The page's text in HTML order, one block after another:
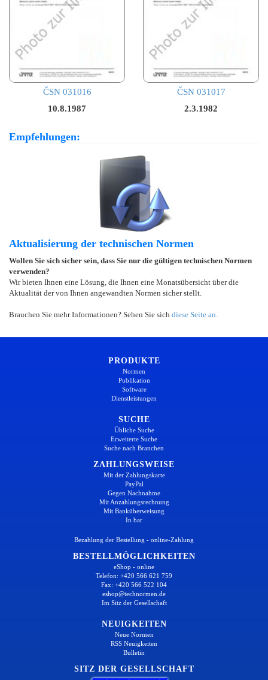
ČSN 031016
10.8.1987
ČSN 031017
2.3.1982
Empfehlungen:
Aktualisierung der technischen Normen
Wollen Sie sich sicher sein, dass Sie nur die gültigen technischen Normen
verwenden?
Wir bieten Ihnen eine Lösung, die Ihnen eine Monatsübersicht über die
Aktualität der von Ihnen angewandten Normen sicher stellt.
Brauchen Sie mehr Informationen? Sehen Sie sich diese Seite an
PRODUKTE
Normen
Publikation
Software
Dienstleistungen
SUCHE
Übliche Suche
Erweiterte Suche
Suche nach Branchen
ZAHLUNGSWEISE
Mit der Zahlungskarte
PayPal
Gegen Nachnahme
Mit Anzahlungsrechnung
Mit Banküberweisung
In bar
Bezahlung der Bestellung - online-Zahlung
BESTELLMÖGLICHKEITEN
eShop - online
Telefon: +420 566 621 759
Fax: +420 566 522 104
eshop@technormen.de
Im Sitz der Gesellschaft
NEUIGKEITEN
Neue Normen
RSS Neuigkeiten
Bulletin
SITZ DER GESELLSCHAFT